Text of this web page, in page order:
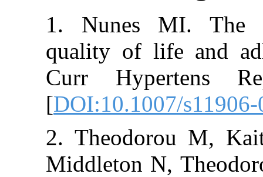
1. Nunes MI.
quality of life
Curr
[DOI:10.1007/
2. Theodorou
Middleton N,